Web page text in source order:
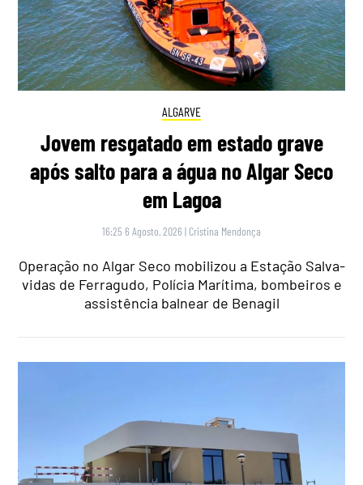
ALGARVE
Jovem resgatado em estado grave
após salto para a água no Algar Seco
em Lagoa
16:25 6 Agosto, 2026 | Cristina Mendonça
Operação no Algar Seco mobilizou a Estação Salva-
vidas de Ferragudo, Polícia Marítima, bombeiros e
assistência balnear de Benagil